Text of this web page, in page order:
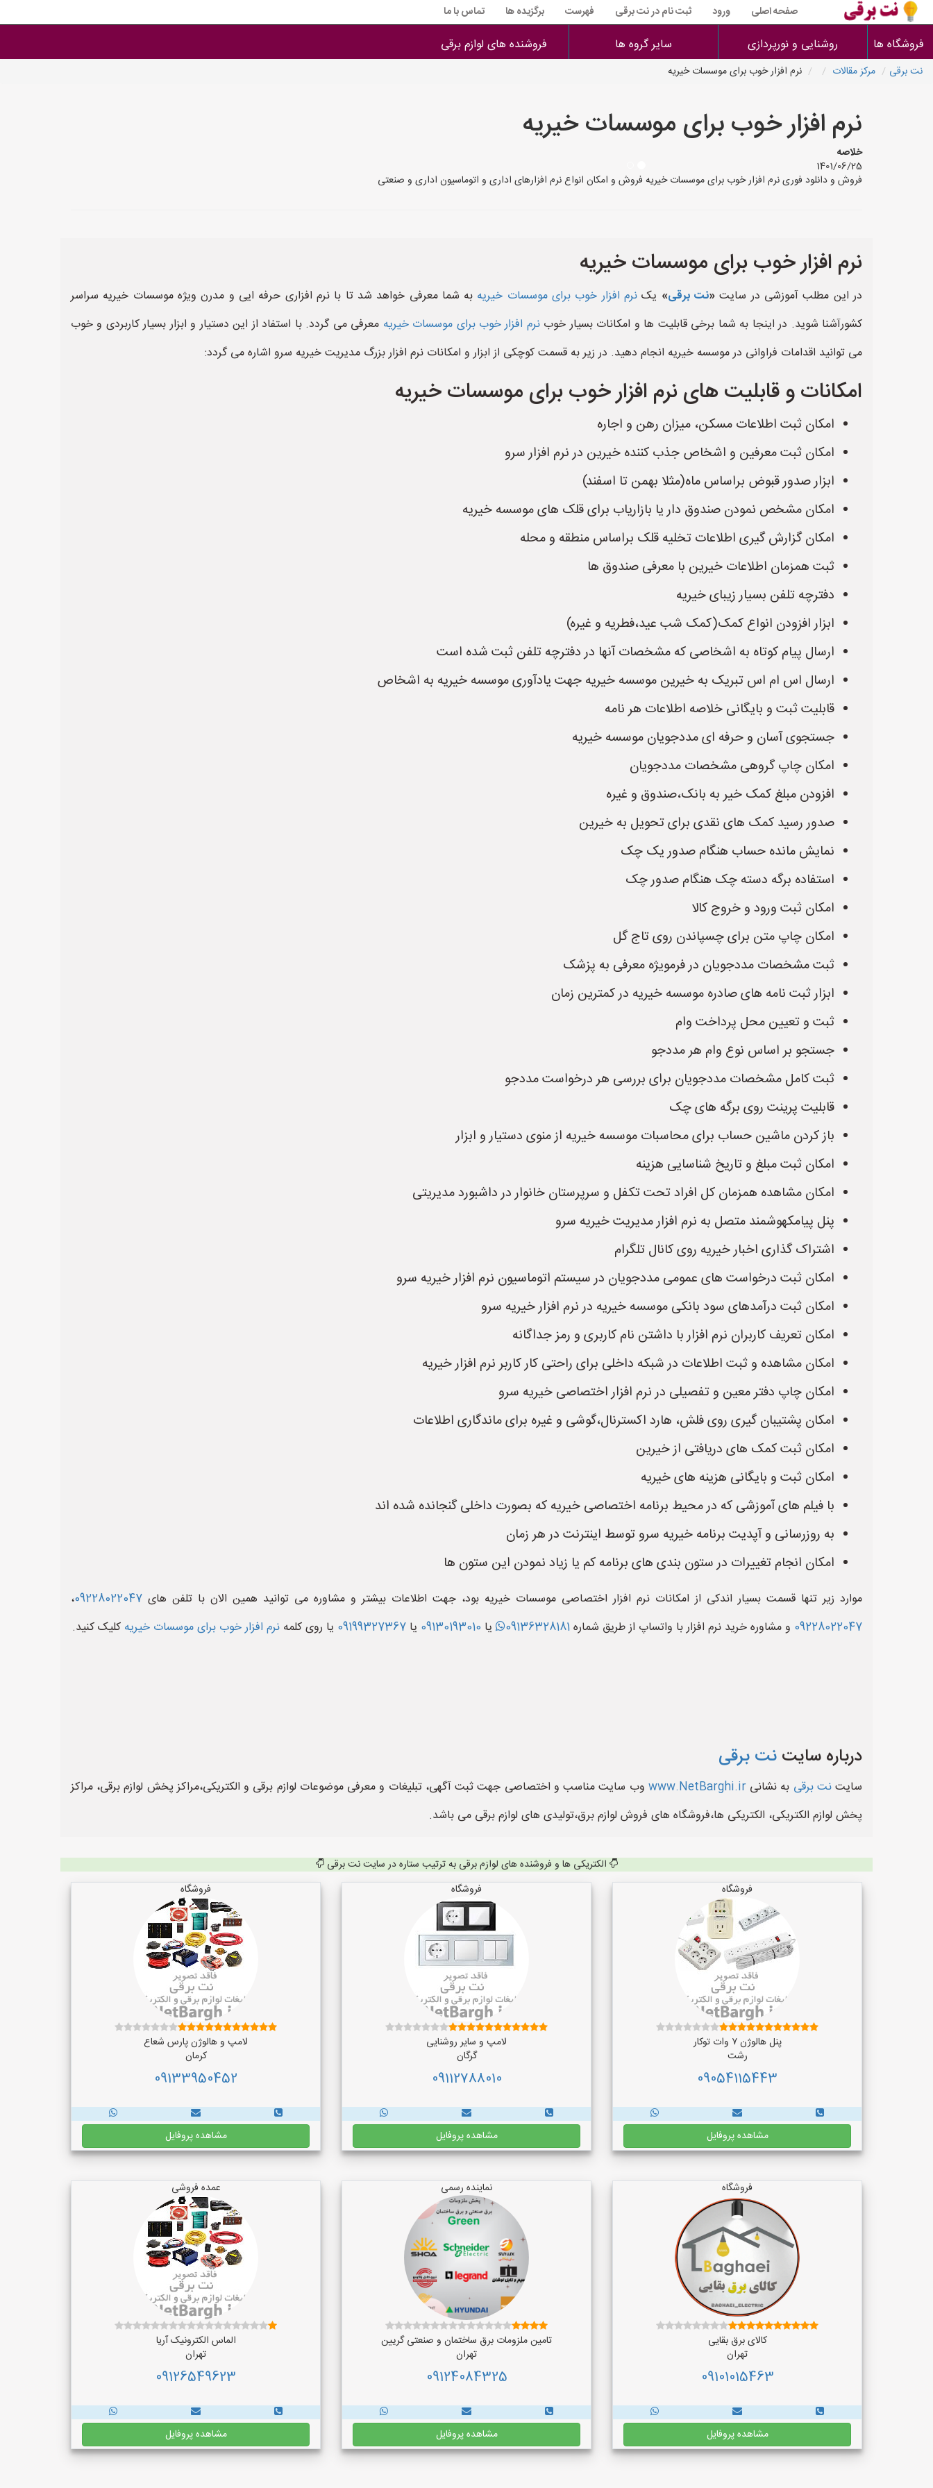
صفحه اصلی ورود ثبت نام در نت برقی فهرست برگزیده ها تماس با ما
فروشگاه ها روشنایی و نورپردازی سایر گروه ها فروشنده های لوازم برقی
نت برقی مرکز مقالات نرم افزار خوب برای موسسات خیریه
نرم افزار خوب برای موسسات خیریه
خلاصه
1401/06/25
فروش و دانلود فوری نرم افزار خوب برای موسسات خیریه فروش و امکان انواع نرم افزارهای اداری و اتوماسیون اداری و صنعتی
نرم افزار خوب برای موسسات خیریه
در این مطلب آموزشی در سایت «نت برقی» یک نرم افزار خوب برای موسسات خیریه به شما معرفی خواهد شد تا با نرم افزاری حرفه ایی و مدرن ویژه موسسات خیریه سراسر
کشورآشنا شوید. در اینجا به شما برخی قابلیت ها و امکانات بسیار خوبنرم افزار خوب برای موسسات خیریه معرفی می گردد. با استفاد از این دستیار و ابزار بسیار کاربردی و خوب
می توانید اقدامات فراوانی در موسسه خیریه انجام دهید. در زیر به قسمت کوچکی از ابزار و امکانات نرم افزار بزرگ مدیریت خیریه سرو اشاره می گردد:
امکانات و قابلیت های نرم افزار خوب برای موسسات خیریه
امکان ثبت اطلاعات مسکن، میزان رهن و اجاره
امکان ثبت معرفین و اشخاص جذب کننده خیرین در نرم افزار سرو
ابزار صدور قبوض براساس ماه(مثلا بهمن تا اسفند)
امکان مشخص نمودن صندوق دار یا بازاریاب برای قلک های موسسه خیریه
امکان گزارش گیری اطلاعات تخلیه قلک براساس منطقه و محله
ثبت همزمان اطلاعات خیرین با معرفی صندوق ها
دفترچه تلفن بسیار زیبای خیریه
ابزار افزودن انواع کمک(کمک شب عید،فطریه و غیره)
ارسال پیام کوتاه به اشخاصی که مشخصات آنها در دفترچه تلفن ثبت شده است
ارسال اس ام اس تبریک به خیرین موسسه خیریه جهت یادآوری موسسه خیریه به اشخاص
قابلیت ثبت و بایگانی خلاصه اطلاعات هر نامه
جستجوی آسان و حرفه ای مددجویان موسسه خیریه
امکان چاپ گروهی مشخصات مددجویان
افزودن مبلغ کمک خیر به بانک،صندوق و غیره
صدور رسید کمک های نقدی برای تحویل به خیرین
نمایش مانده حساب هنگام صدور یک چک
استفاده برگه دسته چک هنگام صدور چک
امکان ثبت ورود و خروج کالا
امکان چاپ متن برای چسپاندن روی تاج گل
ثبت مشخصات مددجویان در فرمویژه معرفی به پزشک
ابزار ثبت نامه های صادره موسسه خیریه در کمترین زمان
ثبت و تعیین محل پرداخت وام
جستجو بر اساس نوع وام هر مددجو
ثبت کامل مشخصات مددجویان برای بررسی هر درخواست مددجو
قابلیت پرینت روی برگه های چک
باز کردن ماشین حساب برای محاسبات موسسه خیریه از منوی دستیار و ابزار
امکان ثبت مبلغ و تاریخ شناسایی هزینه
امکان مشاهده همزمان کل افراد تحت تکفل و سرپرستان خانوار در داشبورد مدیریتی
پنل پیامکهوشمند متصل به نرم افزار مدیریت خیریه سرو
اشتراک گذاری اخبار خیریه روی کانال تلگرام
امکان ثبت درخواست های عمومی مددجویان در سیستم اتوماسیون نرم افزار خیریه سرو
امکان ثبت درآمدهای سود بانکی موسسه خیریه در نرم افزار خیریه سرو
امکان تعریف کاربران نرم افزار با داشتن نام کاربری و رمز جداگانه
امکان مشاهده و ثبت اطلاعات در شبکه داخلی برای راحتی کار کاربر نرم افزار خیریه
امکان چاپ دفتر معین و تفصیلی در نرم افزار اختصاصی خیریه سرو
امکان پشتیبان گیری روی فلش، هارد اکسترنال،گوشی و غیره برای ماندگاری اطلاعات
امکان ثبت کمک های دریافتی از خیرین
امکان ثبت و بایگانی هزینه های خیریه
با فیلم های آموزشی که در محیط برنامه اختصاصی خیریه که بصورت داخلی گنجانده شده اند
به روزرسانی و آپدیت برنامه خیریه سرو توسط اینترنت در هر زمان
امکان انجام تغییرات در ستون بندی های برنامه کم یا زیاد نمودن این ستون ها
موارد زیر تنها قسمت بسیار اندکی از امکانات نرم افزار اختصاصی موسسات خیریه بود، جهت اطلاعات بیشتر و مشاوره می توانید همین الان با تلفن های 09228022047،
09228022047 و مشاوره خرید نرم افزار با واتساپ از طریق شماره09136328181 یا 09130193010 یا 09199327367 یا روی کلمه نرم افزار خوب برای موسسات خیریه کلیک کنید.
درباره سایت نت برقی
سایتنت برقی به نشانیwww.NetBarghi.ir وب سایت مناسب و اختصاصی جهت ثبت آگهی، تبلیغات و معرفی موضوعات لوازم برقی و الکتریکی،مراکز پخش لوازم برقی، مراکز
پخش لوازم الکتریکی، الکتریکی ها،فروشگاه های فروش لوازم برق،تولیدی های لوازم برقی می باشد.
الکتریکی ها و فروشنده های لوازم برقی به ترتیب ستاره در سایت نت برقی
فروشگاه
پنل هالوژن ۷ وات توکار
رشت
09054115443
مشاهده پروفایل
فروشگاه
لامپ و سایر روشنایی
گرگان
09112788010
مشاهده پروفایل
فروشگاه
لامپ و هالوژن پارس شعاع
کرمان
09133950452
مشاهده پروفایل
فروشگاه
کالای برق بقایی
تهران
09101015463
مشاهده پروفایل
نماینده رسمی
تامین ملزومات برق ساختمان و صنعتی گریین
تهران
09124084325
مشاهده پروفایل
عمده فروشی
الماس الکترونیک آریا
تهران
09126549623
مشاهده پروفایل